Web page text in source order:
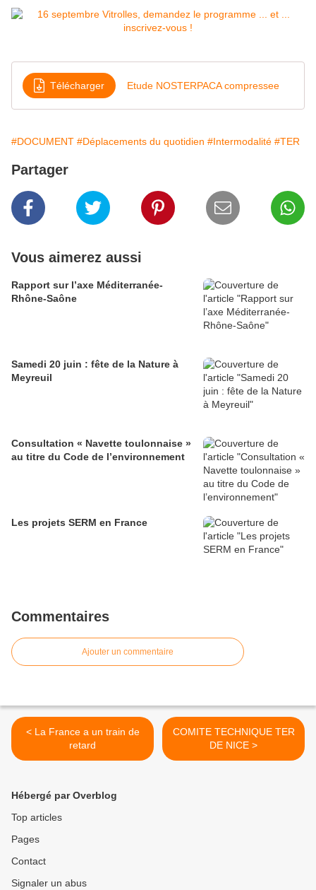
Télécharger Etude NOSTERPACA compressee
#DOCUMENT #Déplacements du quotidien #Intermodalité #TER
Partager
Vous aimerez aussi
Rapport sur l’axe Méditerranée-
Rhône-Saône
Samedi 20 juin : fête de la Nature à
Meyreuil
Consultation « Navette toulonnaise »
au titre du Code de l’environnement
Les projets SERM en France
Commentaires
Ajouter un commentaire
< La France a un train de
retard
COMITE TECHNIQUE TER
DE NICE >
Hébergé par Overblog
Top articles
Pages
Contact
Signaler un abus